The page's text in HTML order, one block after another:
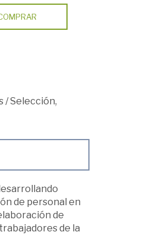
/Selección,
de personal en
de
de la